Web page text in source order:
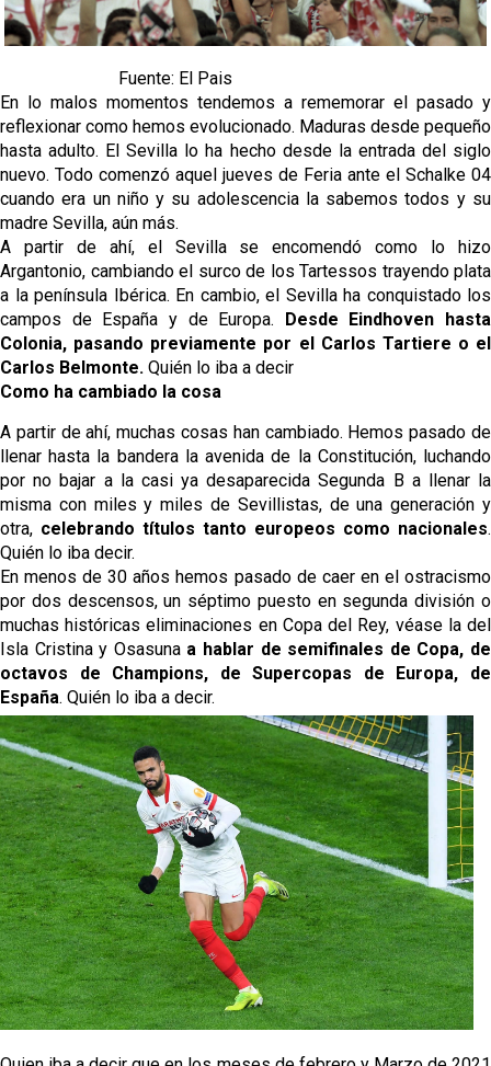
IDV reclama dinero al Sevilla por Mercado
El Sevilla FC cierra el fichaje de Robbie Ure
Crónica Pretemporada | Real Madrid 2-4 Sevilla FC
Femenino
La revolución de José Ignacio Navarro en el Sevilla
FC
Fuente: El Pais
En lo malos momentos tendemos a rememorar el pasado y
reflexionar como hemos evolucionado. Maduras desde pequeño
hasta adulto. El Sevilla lo ha hecho desde la entrada del siglo
nuevo. Todo comenzó aquel jueves de Feria ante el Schalke 04
cuando era un niño y su adolescencia la sabemos todos y su
madre Sevilla, aún más.
A partir de ahí, el Sevilla se encomendó como lo hizo
Argantonio, cambiando el surco de los Tartessos trayendo plata
a la península Ibérica. En cambio, el Sevilla ha conquistado los
campos de España y de Europa. Desde Eindhoven hasta
Colonia, pasando previamente por el Carlos Tartiere o el
Carlos Belmonte. Quién lo iba a decir
Como ha cambiado la cosa
A partir de ahí, muchas cosas han cambiado. Hemos pasado de
llenar hasta la bandera la avenida de la Constitución, luchando
por no bajar a la casi ya desaparecida Segunda B a llenar la
misma con miles y miles de Sevillistas, de una generación y
otra, celebrando títulos tanto europeos como nacionales.
Quién lo iba decir.
En menos de 30 años hemos pasado de caer en el ostracismo
por dos descensos, un séptimo puesto en segunda división o
muchas históricas eliminaciones en Copa del Rey, véase la del
Isla Cristina y Osasuna a hablar de semifinales de Copa, de
octavos de Champions, de Supercopas de Europa, de
España. Quién lo iba a decir.